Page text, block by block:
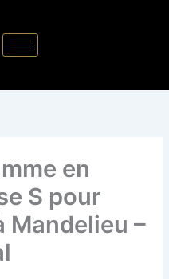
en
S pour
Mandelieu –